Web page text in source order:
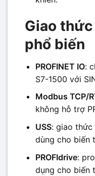
Giao
phổ biến
PROFINET IO:
S7-1500 với
Modbus TCP/
không hỗ trợ
USS: giao thức
dùng cho biến
PROFIdrive:
dụng cho biến